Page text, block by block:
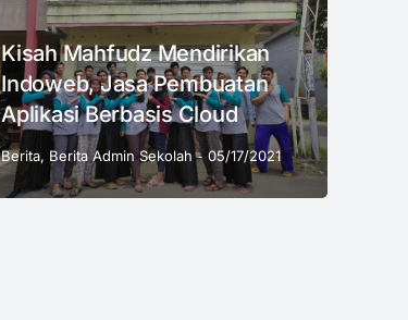
Kisah Mahfudz Mendirikan
Indoweb, Jasa Pembuatan
Aplikasi Berbasis Cloud
Berita, Berita Admin Sekolah 05/17/2021